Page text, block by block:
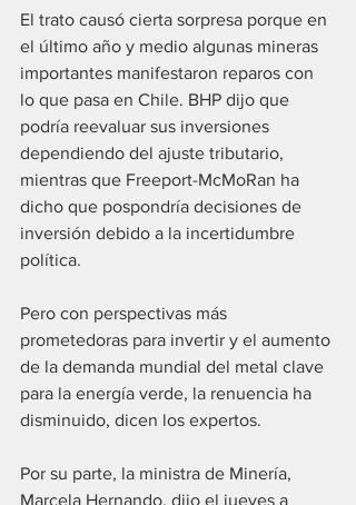
El trato causó cierta sorpresa porque en
el último año y medio algunas mineras
importantes manifestaron reparos con
lo que pasa en Chile. BHP dijo que
podría reevaluar sus inversiones
dependiendo del ajuste tributario,
mientras que Freeport-McMoRan ha
dicho que pospondría decisiones de
inversión debido a la incertidumbre
política.
Pero con perspectivas más
prometedoras para invertir y el aumento
de la demanda mundial del metal clave
para la energía verde, la renuencia ha
disminuido, dicen los expertos.
Por su parte, la ministra de Minería,
Marcela Hernando, dijo el jueves a